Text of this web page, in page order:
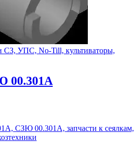
СЗ, УПС, No-Till, культиваторы,
00.301А
СЗЮ 00.301А, запчасти к сеялкам,